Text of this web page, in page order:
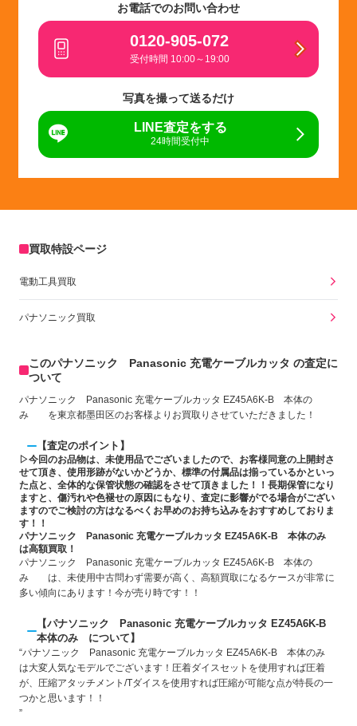
お電話でのお問い合わせ
0120-905-072
受付時間 10:00～19:00
写真を撮って送るだけ
LINE査定をする
24時間受付中
買取特設ページ
電動工具買取
パナソニック買取
このパナソニック Panasonic 充電ケーブルカッタ の査定に
ついて
パナソニック Panasonic 充電ケーブルカッタ EZ45A6K-B 本体の
み を東京都墨田区のお客様よりお買取りさせていただきました！
【査定のポイント】
▷今回のお品物は、未使用品でございましたので、お客様同意の上開封さ
せて頂き、使用形跡がないかどうか、標準の付属品は揃っているかといっ
た点と、全体的な保管状態の確認をさせて頂きました！！長期保管になり
ますと、傷汚れや色褪せの原因にもなり、査定に影響がでる場合がござい
ますのでご検討の方はなるべくお早めのお持ち込みをおすすめしておりま
す！！
パナソニック Panasonic 充電ケーブルカッタ EZ45A6K-B 本体のみ
は高額買取！
パナソニック Panasonic 充電ケーブルカッタ EZ45A6K-B 本体の
み は、未使用中古問わず需要が高く、高額買取になるケースが非常に
多い傾向にあります！今が売り時です！！
【パナソニック Panasonic 充電ケーブルカッタ EZ45A6K-B
本体のみ について】
“パナソニック Panasonic 充電ケーブルカッタ EZ45A6K-B 本体のみ
は大変人気なモデルでございます！圧着ダイスセットを使用すれば圧着
が、圧縮アタッチメント/Tダイスを使用すれば圧縮が可能な点が特長の一
つかと思います！！
”